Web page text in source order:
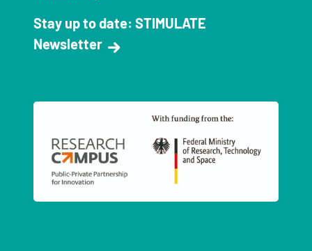
Stay up to date: STIMULATE
Newsletter